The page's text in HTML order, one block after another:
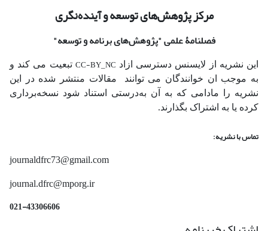
مرکز پژوهش‌های توسعه و آینده‌نگری
فصلنامۀ علمی"پژوهش‌های برنامه و توسعه"
این نشریه از لایسنس دسترسی ازاد CC-BY_NC تبعیت می کند و
به موجب ان خوانندگان می توانند مقالات منتشر شده در این
نشریه را مادامی که به آن‌ به‌درستی استناد شود نسخه‌برداری
کرده یا به اشتراک بگذارند.
تماس با نشریه:
journaldfrc73@gmail.com
journal.dfrc@mporg.ir
021-43306606